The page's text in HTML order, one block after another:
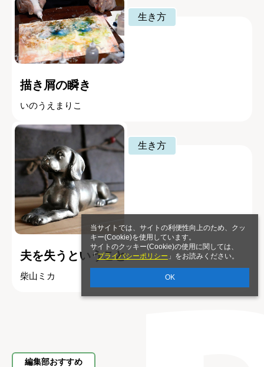
当サイトでは、サイトの利便性向上のため、クッ
キー(Cookie)を使用しています。
サイトのクッキー(Cookie)の使用に関しては、
「プライバシーポリシー 」をお読みください。
OK
生き方
描き屑の瞬き
いのうえまりこ
生き方
夫を失うということ
柴山ミカ
編集部おすすめ